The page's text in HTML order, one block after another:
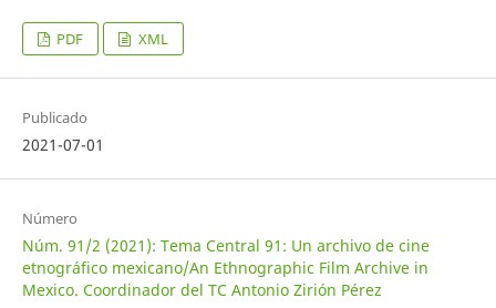
PDF XML
Publicado
2021-07-01
Número
Núm. 91/2 (2021): Tema Central 91: Un archivo de cine
etnográfico mexicano/An Ethnographic Film Archive in
Mexico. Coordinador del TC Antonio Zirión Pérez